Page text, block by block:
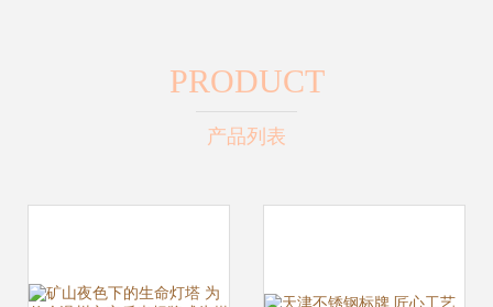
PRODUCT
产品列表